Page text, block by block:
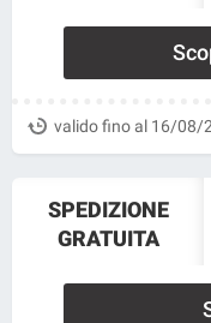
valido fino al 16/08/
SPEDIZIONE
GRATUITA